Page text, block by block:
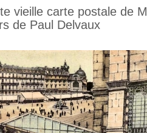
vieille carte postale de
de Paul Delvaux